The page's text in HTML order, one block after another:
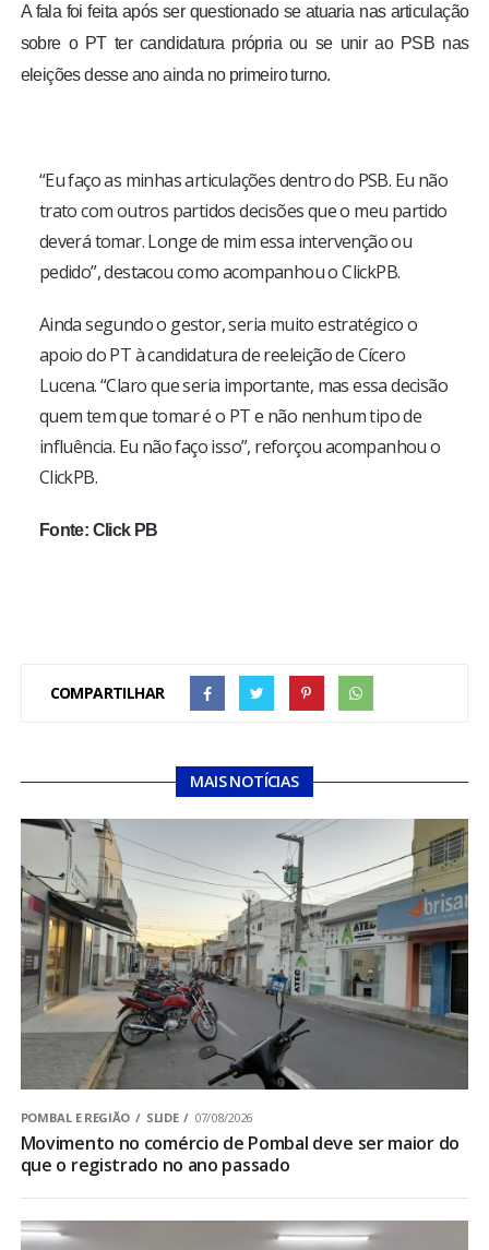
A fala foi feita após ser questionado se atuaria nas articulação
sobre o PT ter candidatura própria ou se unir ao PSB nas
eleições desse ano ainda no primeiro turno.
“Eu faço as minhas articulações dentro do PSB. Eu não
trato com outros partidos decisões que o meu partido
deverá tomar. Longe de mim essa intervenção ou
pedido”, destacou como acompanhou o ClickPB.
Ainda segundo o gestor, seria muito estratégico o
apoio do PT à candidatura de reeleição de Cícero
Lucena. “Claro que seria importante, mas essa decisão
quem tem que tomar é o PT e não nenhum tipo de
influência. Eu não faço isso”, reforçou acompanhou o
ClickPB.
Fonte: Click PB
COMPARTILHAR
MAIS NOTÍCIAS
POMBAL E REGIÃO SLIDE 07/08/2026
Movimento no comércio de Pombal deve ser maior do
que o registrado no ano passado